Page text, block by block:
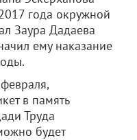
года окружной
Заура Дадаева
ему наказание
в память
Труда
будет